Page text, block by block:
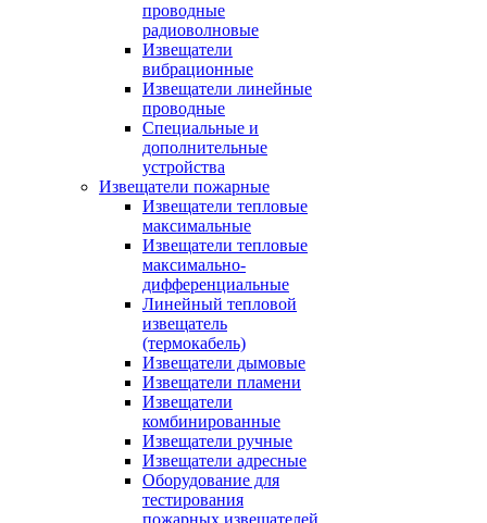
проводные
радиоволновые
Извещатели
вибрационные
Извещатели линейные
проводные
Специальные и
дополнительные
устройства
Извещатели пожарные
Извещатели тепловые
максимальные
Извещатели тепловые
максимально-
дифференциальные
Линейный тепловой
извещатель
(термокабель)
Извещатели дымовые
Извещатели пламени
Извещатели
комбинированные
Извещатели ручные
Извещатели адресные
Оборудование для
тестирования
пожарных извещателей